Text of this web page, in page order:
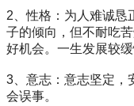
2、性格：为人难诚恳
子的倾向，但不耐吃
好机会。一生发展较缓
3、意志：意志坚定，
会误事。